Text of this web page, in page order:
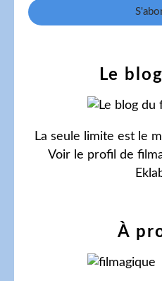
Le
La seule limite est le
Voir le profil de
À